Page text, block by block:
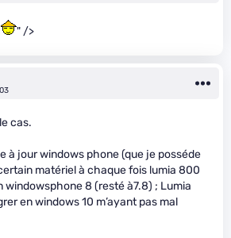
" />
cas.
à jour windows phone (que je posséde
matériel à chaque fois lumia 800
windowsphone 8 (resté à7.8) ; Lumia
en windows 10 m’ayant pas mal